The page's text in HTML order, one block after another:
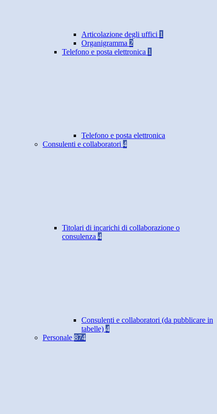
Articolazione degli uffici 1
Organigramma 2
Telefono e posta elettronica 1
Telefono e posta elettronica
Consulenti e collaboratori 4
Titolari di incarichi di collaborazione o
consulenza 4
Consulenti e collaboratori (da pubblicare in
tabelle) 4
Personale 874